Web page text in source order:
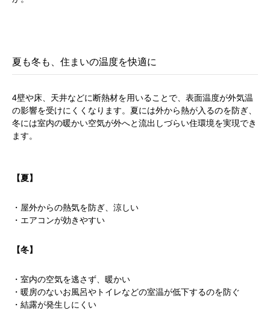
夏も冬も、住まいの温度を快適に
4壁や床、天井などに断熱材を用いることで、表面温度が外気温
の影響を受けにくくなります。夏には外から熱が入るのを防ぎ、
冬には室内の暖かい空気が外へと流出しづらい住環境を実現でき
ます。
【夏】
・屋外からの熱気を防ぎ、涼しい
・エアコンが効きやすい
【冬】
・室内の空気を逃さず、暖かい
・暖房のないお風呂やトイレなどの室温が低下するのを防ぐ
・結露が発生しにくい